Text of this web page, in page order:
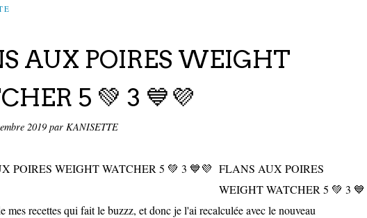
AUX POIRES WEIGHT
5 💚 3 💙💜
2019 par KANISETTE
FLANS AUX POIRES
WEIGHT WATCHER 5 💚 3 💙
mes recettes qui fait le buzzz, et donc je l'ai recalculée avec le nouveau